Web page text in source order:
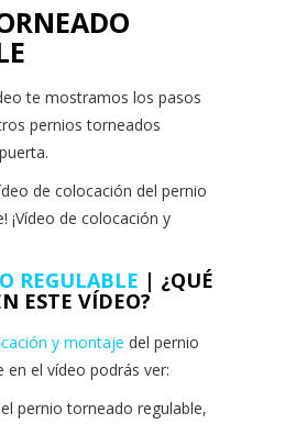
te mostramos los pasos
pernios torneados
de colocación del pernio
¡Vídeo de colocación y
REGULABLE | ¿QUÉ
ESTE VÍDEO?
y montaje del pernio
en el vídeo podrás ver:
pernio torneado regulable,